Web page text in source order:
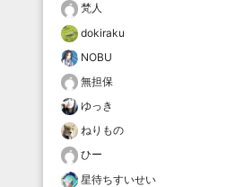
梵人
dokiraku
NOBU
無担保
ゆっき
ねりもの
ひー
星待ちすいせい